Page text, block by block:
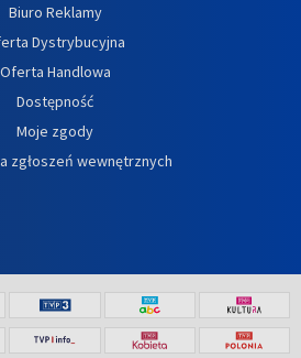
Biuro Reklamy
Dystrybucyjna
Oferta Handlowa
Dostępność
Moje zgody
zgłoszeń wewnętrznych